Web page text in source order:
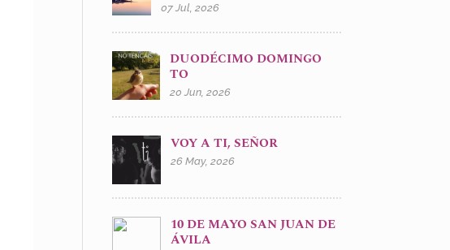
07 Jul, 2026
DUODÉCIMO DOMINGO
TO
20 Jun, 2026
VOY A TI, SEÑOR
26 May, 2026
10 DE MAYO SAN JUAN DE
ÁVILA